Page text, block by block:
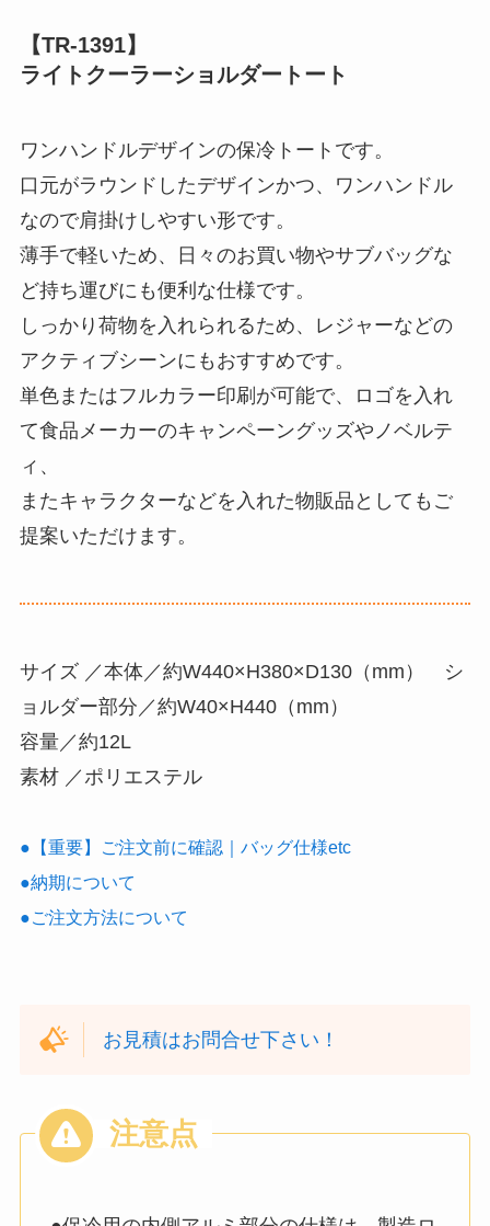
【TR-1391】
ライトクーラーショルダートート
ワンハンドルデザインの保冷トートです。
口元がラウンドしたデザインかつ、ワンハンドル
なので肩掛けしやすい形です。
薄手で軽いため、日々のお買い物やサブバッグな
ど持ち運びにも便利な仕様です。
しっかり荷物を入れられるため、レジャーなどの
アクティブシーンにもおすすめです。
単色またはフルカラー印刷が可能で、ロゴを入れ
て食品メーカーのキャンペーングッズやノベルテ
ィ、
またキャラクターなどを入れた物販品としてもご
提案いただけます。
サイズ ／本体／約W440×H380×D130（mm） シ
ョルダー部分／約W40×H440（mm）
容量／約12L
素材 ／ポリエステル
●【重要】ご注文前に確認｜バッグ仕様etc
●納期について
●ご注文方法について
お見積はお問合せ下さい！